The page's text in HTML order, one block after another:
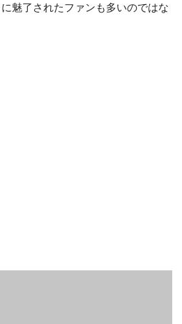
魅了されたファンも多いのではな